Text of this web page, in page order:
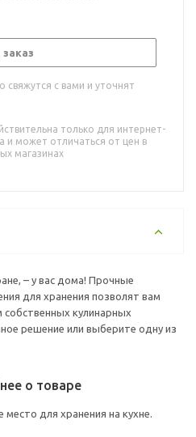
с вами и уточнят
только для интернет-
и может отличаться от цен в
магазинах
– у вас дома! Прочные
для хранения позволят вам
собственных кулинарных
решение или выберите одну из
о товаре
для хранения на кухне.